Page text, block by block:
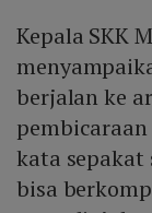
Kepala SKK
berjalan ke
kata sepakat
bisa